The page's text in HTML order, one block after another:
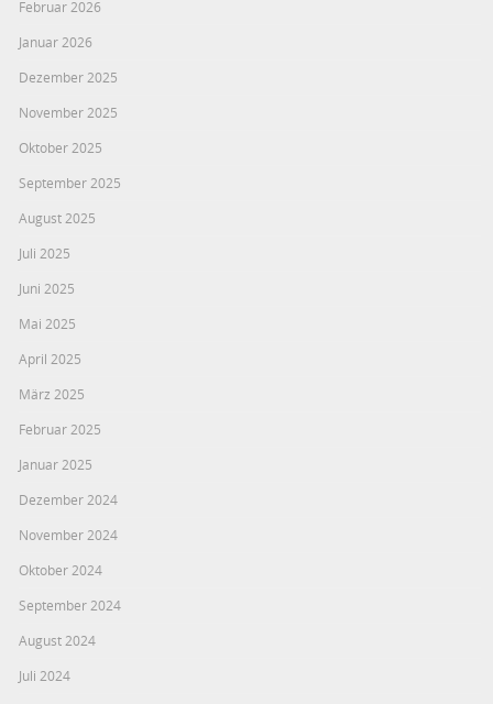
Februar 2026
Januar 2026
Dezember 2025
November 2025
Oktober 2025
September 2025
August 2025
Juli 2025
Juni 2025
Mai 2025
April 2025
März 2025
Februar 2025
Januar 2025
Dezember 2024
November 2024
Oktober 2024
September 2024
August 2024
Juli 2024